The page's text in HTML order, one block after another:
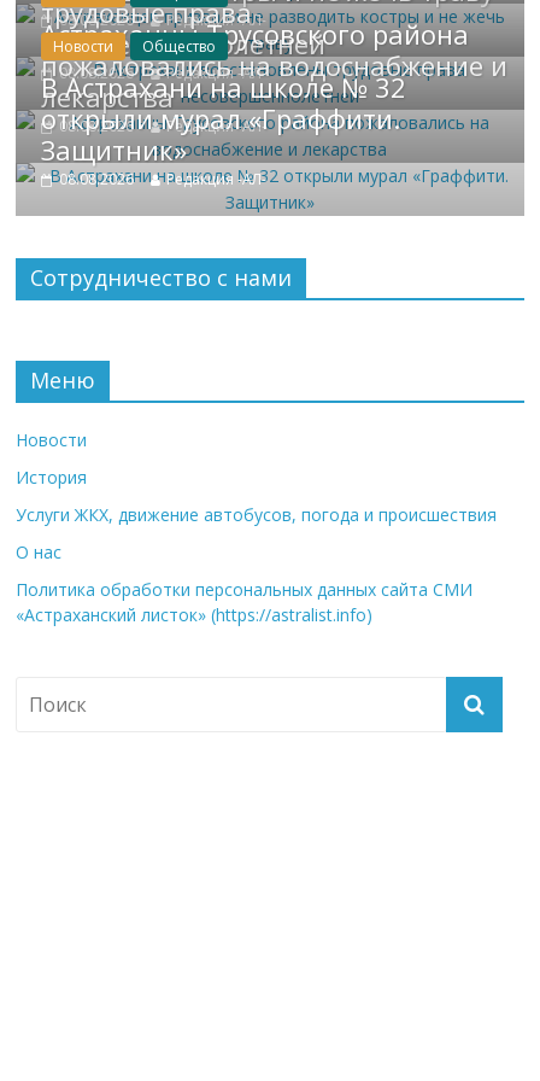
08.08.2026 Редакция -АЛ-
трудовые права
несовершеннолетней
08.08.2026 Редакция -АЛ-
Астраханцы Трусовского района
пожаловались на водоснабжение и
лекарства
08.08.2026 Редакция -АЛ-
Новости Общество
В Астрахани на школе № 32
открыли мурал «Граффити.
Защитник»
08.08.2026 Редакция -АЛ-
Сотрудничество с нами
Меню
Новости
История
Услуги ЖКХ, движение автобусов, погода и происшествия
О нас
Политика обработки персональных данных сайта СМИ
«Астраханский листок» (https://astralist.info)